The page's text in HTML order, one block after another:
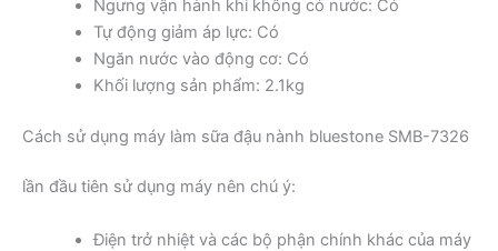
Ngưng vận hành khi không có nước: Có
Tự động giảm áp lực: Có
Ngăn nước vào động cơ: Có
Khối lượng sản phẩm: 2.1kg
Cách sử dụng máy làm sữa đậu nành bluestone SMB-7326
lần đầu tiên sử dụng máy nên chú ý:
Điện trở nhiệt và các bộ phận chính khác của máy